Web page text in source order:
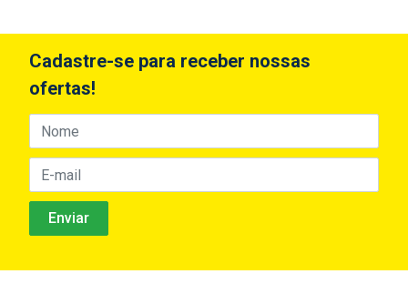
Cadastre-se para receber nossas
ofertas!